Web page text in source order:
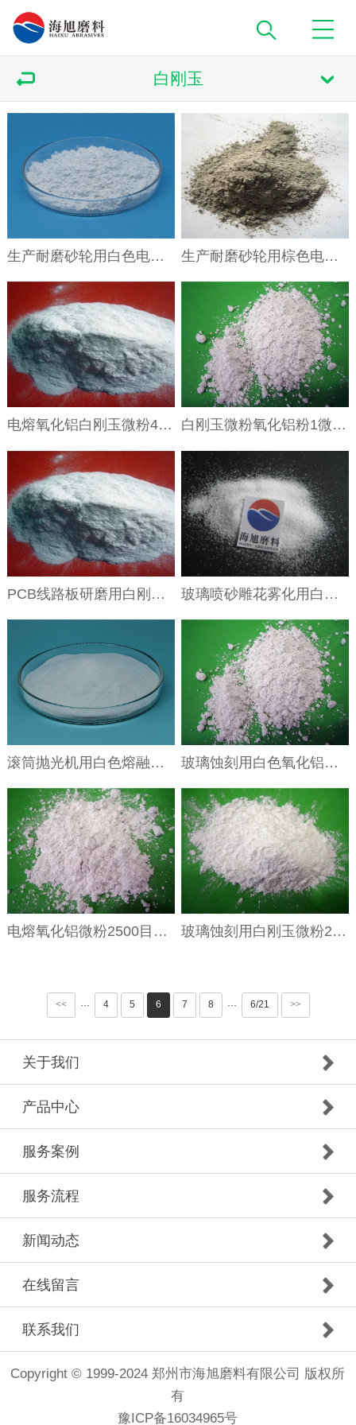
白刚玉
生产耐磨砂轮用白色电熔氧化铝微粉W3.5 W2.5 生产耐磨砂轮用棕色电熔氧化铝微粉W3.5 W2.5
电熔氧化铝白刚玉微粉400#600#800#1000#微流控芯片抛光研磨加工 白刚玉微粉氧化铝粉1微米1.2微米光学玻璃抛光粉
PCB线路板研磨用白刚玉240目 280目电熔氧化铝 玻璃喷砂雕花雾化用白刚玉砂价格喷砂耗材白刚玉
滚筒抛光机用白色熔融氧化铝 F100 F220 玻璃蚀刻用白色氧化铝微粉2500目白色氧化铝微粉W7
电熔氧化铝微粉2500目即国标W7 用于玻璃蚀刻 玻璃蚀刻用白刚玉微粉2500目
<< ··· 4 5 6 7 8 ··· 6/21 >>
关于我们
产品中心
服务案例
服务流程
新闻动态
在线留言
联系我们
Copyright © 1999-2024 郑州市海旭磨料有限公司 版权所
有
豫ICP备16034965号